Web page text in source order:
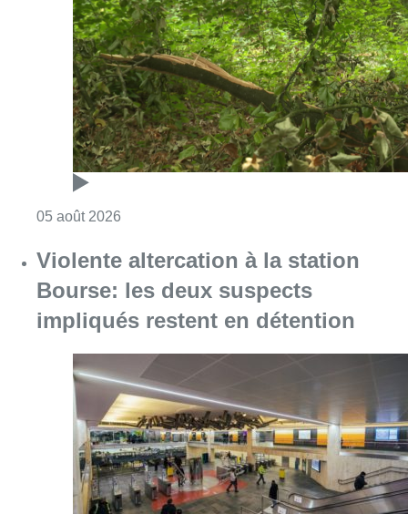
05 août 2026
Violente altercation à la station
Bourse: les deux suspects
impliqués restent en détention